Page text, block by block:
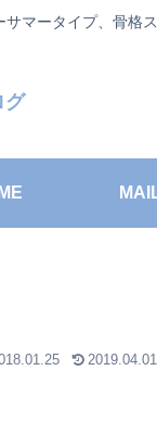
マータイプ、骨格
グ
2019.04.01